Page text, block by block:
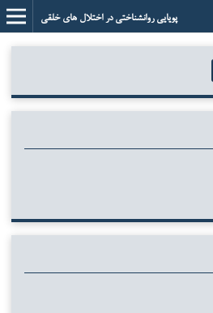
پویایی روانشناختی در اختلال های خلقی